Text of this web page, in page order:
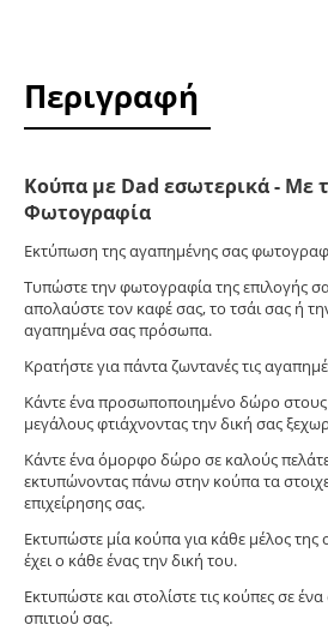
Περιγραφή
Κούπα με Dad εσωτερικά - Με
Φωτογραφία
Εκτύπωση της αγαπημένης σας
Tυπώστε την φωτογραφία της επιλογής
απολαύστε τον καφέ σας, το τσάι σας ή
αγαπημένα σας πρόσωπα.
Κρατήστε για πάντα ζωντανές τις
Κάντε ένα προσωποποιημένο δώρο στους
μεγάλους φτιάχνοντας την δική σας
Κάντε ένα όμορφο δώρο σε καλούς
εκτυπώνοντας πάνω στην κούπα τα
επιχείρησης σας.
Εκτυπώστε μία κούπα για κάθε μέλος της
έχει ο κάθε ένας την δική του.
Εκτυπώστε και στολίστε τις κούπες σε
σπιτιού σας.